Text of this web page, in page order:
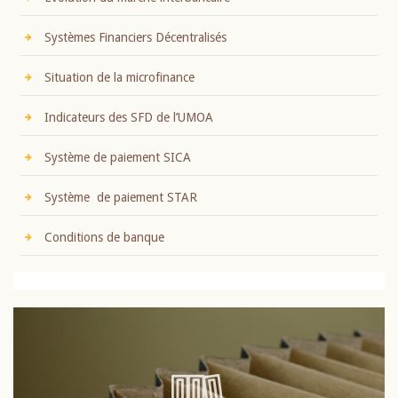
Systèmes Financiers Décentralisés
Situation de la microfinance
Indicateurs des SFD de l’UMOA
Système de paiement SICA
Système de paiement STAR
Conditions de banque